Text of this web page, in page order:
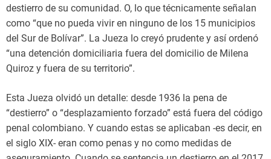
destierro de su comunidad. O, lo que técnicamente señalan
como “que no pueda vivir en ninguno de los 15 municipios
del Sur de Bolívar”. La Jueza lo creyó prudente y así ordenó
“una detención domiciliaria fuera del domicilio de Milena
Quiroz y fuera de su territorio”.
Esta Jueza olvidó un detalle: desde 1936 la pena de
“destierro” o “desplazamiento forzado” está fuera del código
penal colombiano. Y cuando estas se aplicaban -es decir, en
el siglo XIX- eran como penas y no como medidas de